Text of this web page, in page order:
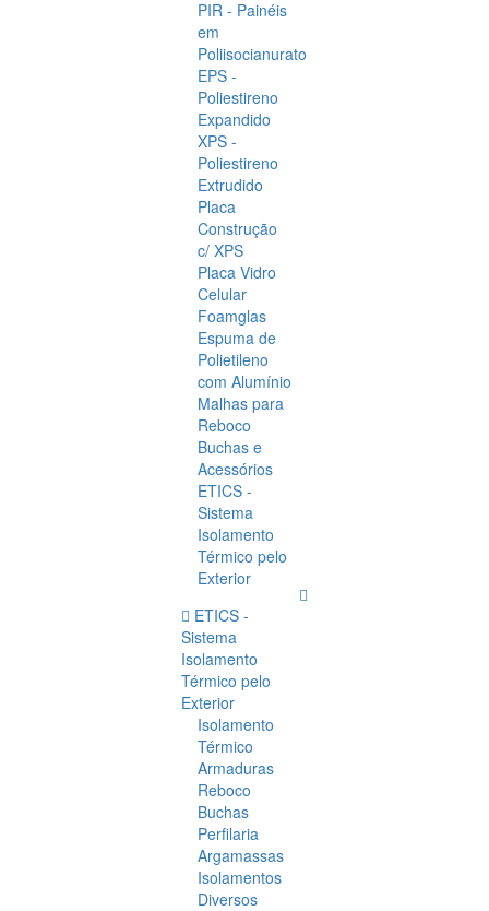
PIR - Painéis
em
Poliisocianurato
EPS -
Poliestireno
Expandido
XPS -
Poliestireno
Extrudido
Placa
Construção
c/ XPS
Placa Vidro
Celular
Foamglas
Espuma de
Polietileno
com Alumínio
Malhas para
Reboco
Buchas e
Acessórios
ETICS -
Sistema
Isolamento
Térmico pelo
Exterior
ETICS -
Sistema
Isolamento
Térmico pelo
Exterior
Isolamento
Térmico
Armaduras
Reboco
Buchas
Perfilaria
Argamassas
Isolamentos
Diversos